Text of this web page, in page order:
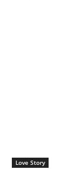
Love Story